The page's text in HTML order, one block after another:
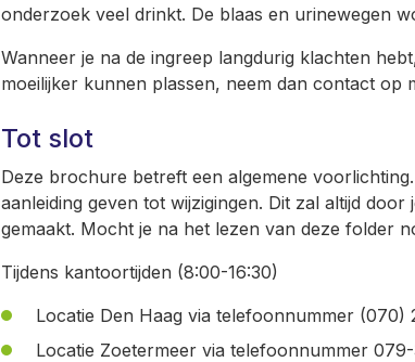
onderzoek veel drinkt. De blaas en urinewegen
Wanneer je na de ingreep langdurig klachten
moeilijker kunnen plassen, neem dan contact op
Tot slot
Deze brochure betreft een algemene
aanleiding geven tot wijzigingen. Dit zal altijd
gemaakt. Mocht je na het lezen van deze folder
Tijdens kantoortijden (8:00-16:30)
Locatie Den Haag via telefoonnummer (070)
Locatie Zoetermeer via telefoonnummer